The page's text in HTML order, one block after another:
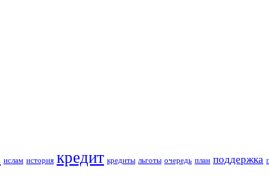
ислам история кредит кредиты льготы очередь план поддержка